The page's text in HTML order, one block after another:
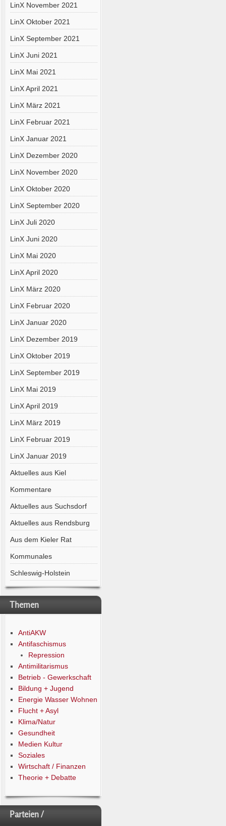
LinX November 2021
LinX Oktober 2021
LinX September 2021
LinX Juni 2021
LinX Mai 2021
LinX April 2021
LinX März 2021
LinX Februar 2021
LinX Januar 2021
LinX Dezember 2020
LinX November 2020
LinX Oktober 2020
LinX September 2020
LinX Juli 2020
LinX Juni 2020
LinX Mai 2020
LinX April 2020
LinX März 2020
LinX Februar 2020
LinX Januar 2020
LinX Dezember 2019
LinX Oktober 2019
LinX September 2019
LinX Mai 2019
LinX April 2019
LinX März 2019
LinX Februar 2019
LinX Januar 2019
Aktuelles aus Kiel
Kommentare
Aktuelles aus Suchsdorf
Aktuelles aus Rendsburg
Aus dem Kieler Rat
Kommunales
Schleswig-Holstein
Themen
AntiAKW
Antifaschismus
Repression
Antimilitarismus
Betrieb - Gewerkschaft
Bildung + Jugend
Energie Wasser Wohnen
Flucht + Asyl
Klima/Natur
Gesundheit
Medien Kultur
Soziales
Wirtschaft / Finanzen
Theorie + Debatte
Parteien /